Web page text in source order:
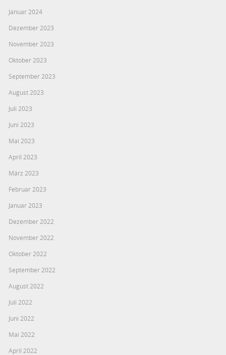
Januar 2024
Dezember 2023
November 2023
Oktober 2023
September 2023
August 2023
Juli 2023
Juni 2023
Mai 2023
April 2023
März 2023
Februar 2023
Januar 2023
Dezember 2022
November 2022
Oktober 2022
September 2022
August 2022
Juli 2022
Juni 2022
Mai 2022
April 2022